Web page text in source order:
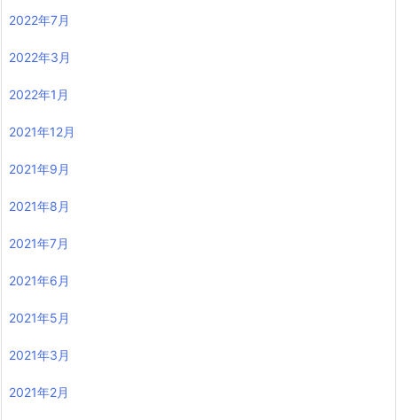
2022年7月
2022年3月
2022年1月
2021年12月
2021年9月
2021年8月
2021年7月
2021年6月
2021年5月
2021年3月
2021年2月